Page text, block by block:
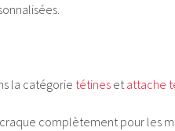
la catégorie tétines etattache
complètement pour les